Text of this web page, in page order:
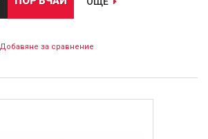
Добавяне за сравнение